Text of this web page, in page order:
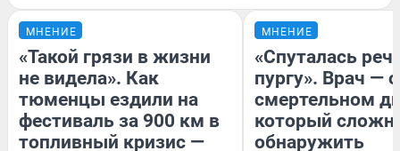
МНЕНИЕ
«Такой грязи в жизни
не видела». Как
тюменцы ездили на
фестиваль за 900 км в
топливный кризис —
МНЕНИЕ
«Спуталась
пургу». Врач — о
смертельном
который
обнаружить